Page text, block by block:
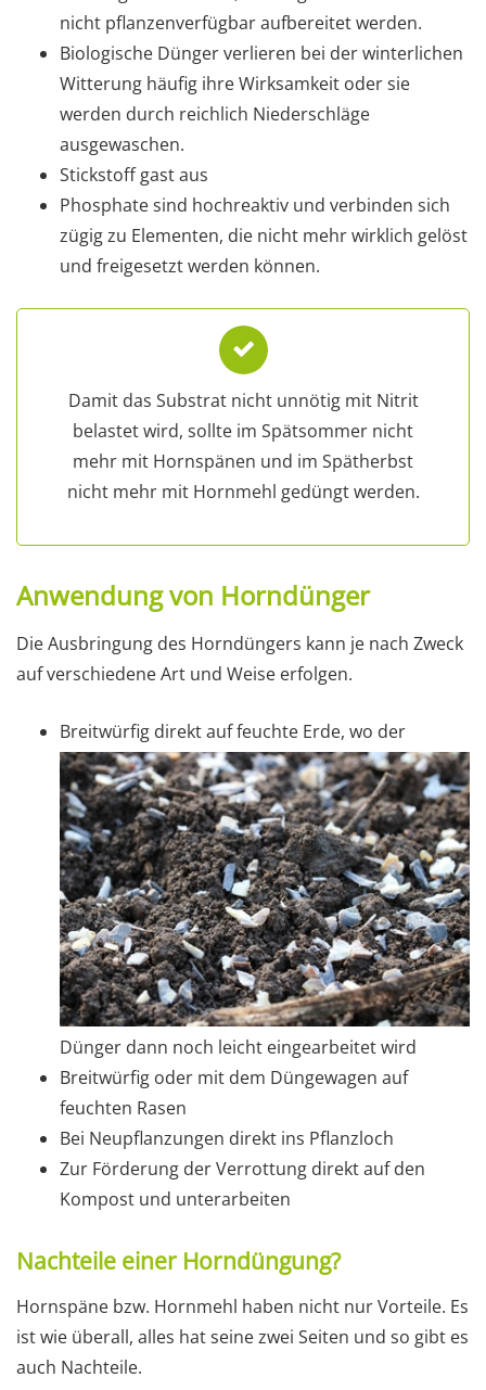
nicht pflanzenverfügbar aufbereitet werden.
Biologische Dünger verlieren bei der winterlichen
Witterung häufig ihre Wirksamkeit oder sie
werden durch reichlich Niederschläge
ausgewaschen.
Stickstoff gast aus
Phosphate sind hochreaktiv und verbinden sich
zügig zu Elementen, die nicht mehr wirklich gelöst
und freigesetzt werden können.
Damit das Substrat nicht unnötig mit Nitrit
belastet wird, sollte im Spätsommer nicht
mehr mit Hornspänen und im Spätherbst
nicht mehr mit Hornmehl gedüngt werden.
Anwendung von Horndünger
Die Ausbringung des Horndüngers kann je nach Zweck
auf verschiedene Art und Weise erfolgen.
Breitwürfig direkt auf feuchte Erde, wo der
Dünger dann noch leicht eingearbeitet wird
Breitwürfig oder mit dem Düngewagen auf
feuchten Rasen
Bei Neupflanzungen direkt ins Pflanzloch
Zur Förderung der Verrottung direkt auf den
Kompost und unterarbeiten
Nachteile einer Horndüngung?
Hornspäne bzw. Hornmehl haben nicht nur Vorteile. Es
ist wie überall, alles hat seine zwei Seiten und so gibt es
auch Nachteile.